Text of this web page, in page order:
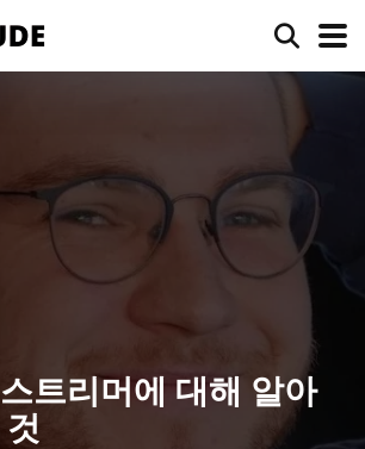
트리머에 대해 알아